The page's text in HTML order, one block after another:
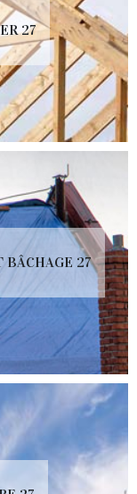
27
BÂCHAGE 27